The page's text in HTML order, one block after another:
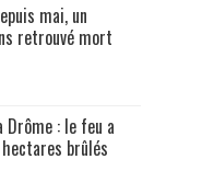
mai, un
retrouvé mort
Drôme : le feu a
brûlés